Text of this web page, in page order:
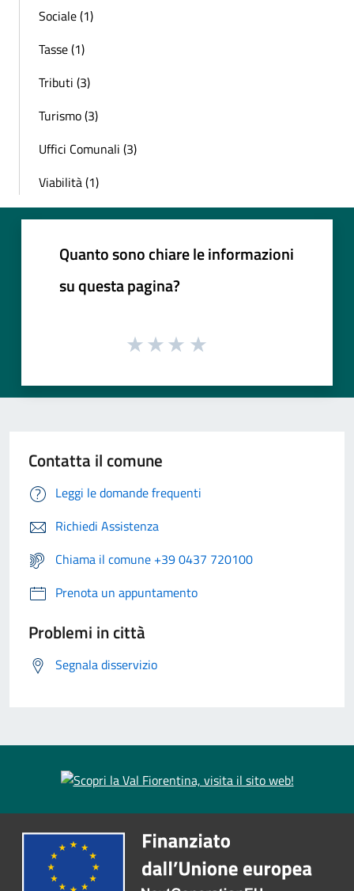
Sociale (1)
Tasse (1)
Tributi (3)
Turismo (3)
Uffici Comunali (3)
Viabilità (1)
Quanto sono chiare le informazioni
su questa pagina?
Contatta il comune
Leggi le domande frequenti
Richiedi Assistenza
Chiama il comune +39 0437 720100
Prenota un appuntamento
Problemi in città
Segnala disservizio